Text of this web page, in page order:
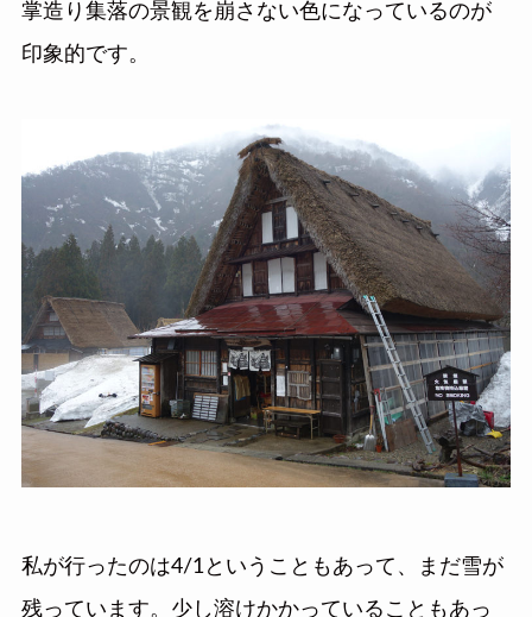
掌造り集落の景観を崩さない色になっているのが
印象的です。
私が行ったのは4/1ということもあって、まだ雪が
残っています。少し溶けかかっていることもあっ